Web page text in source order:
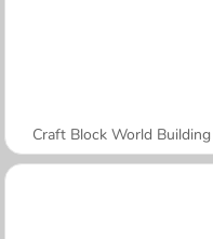
Craft Block World Building